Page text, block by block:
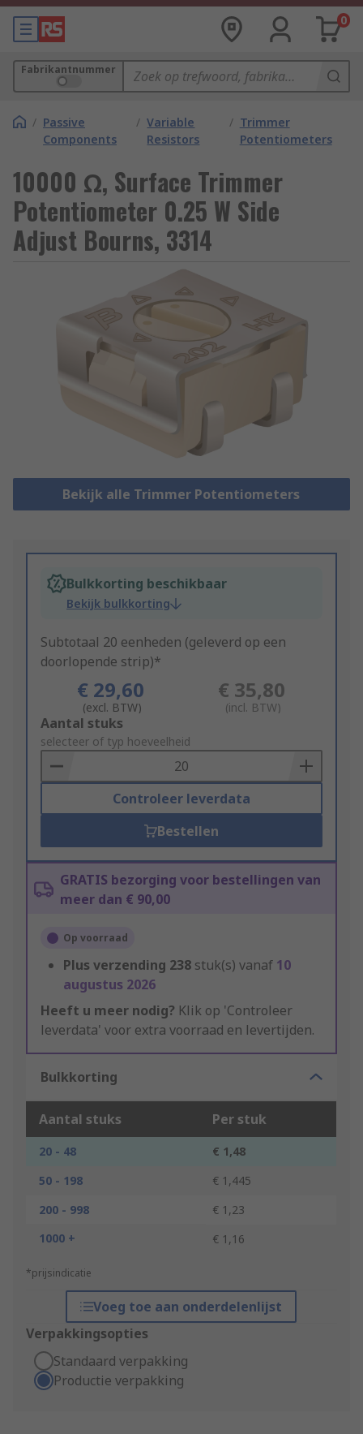
0
Fabrikantnummer
/ Passive
Components
/ Variable
Resistors
/ Trimmer
Potentiometers
10000 Ω, Surface Trimmer
Potentiometer 0.25 W Side
Adjust Bourns, 3314
Bekijk alle Trimmer Potentiometers
Bulkkorting beschikbaar
Bekijk bulkkorting
Subtotaal 20 eenheden (geleverd op een
doorlopende strip)*
€ 29,60
(excl. BTW)
€ 35,80
(incl. BTW)
Add
to
Basket
Aantal stuks
selecteer of typ hoeveelheid
Controleer leverdata
Bestellen
GRATIS bezorging voor bestellingen van
meer dan € 90,00
Op voorraad
Plus verzending 238 stuk(s) vanaf 10
augustus 2026
Heeft u meer nodig? Klik op 'Controleer
leverdata' voor extra voorraad en levertijden.
Bulkkorting
Aantal stuks Per stuk
20 - 48
€ 1,48
50 - 198
€ 1,445
200 - 998
€ 1,23
1000 +
€ 1,16
*prijsindicatie
Voeg toe aan onderdelenlijst
Verpakkingsopties
Standaard verpakking
Productie verpakking